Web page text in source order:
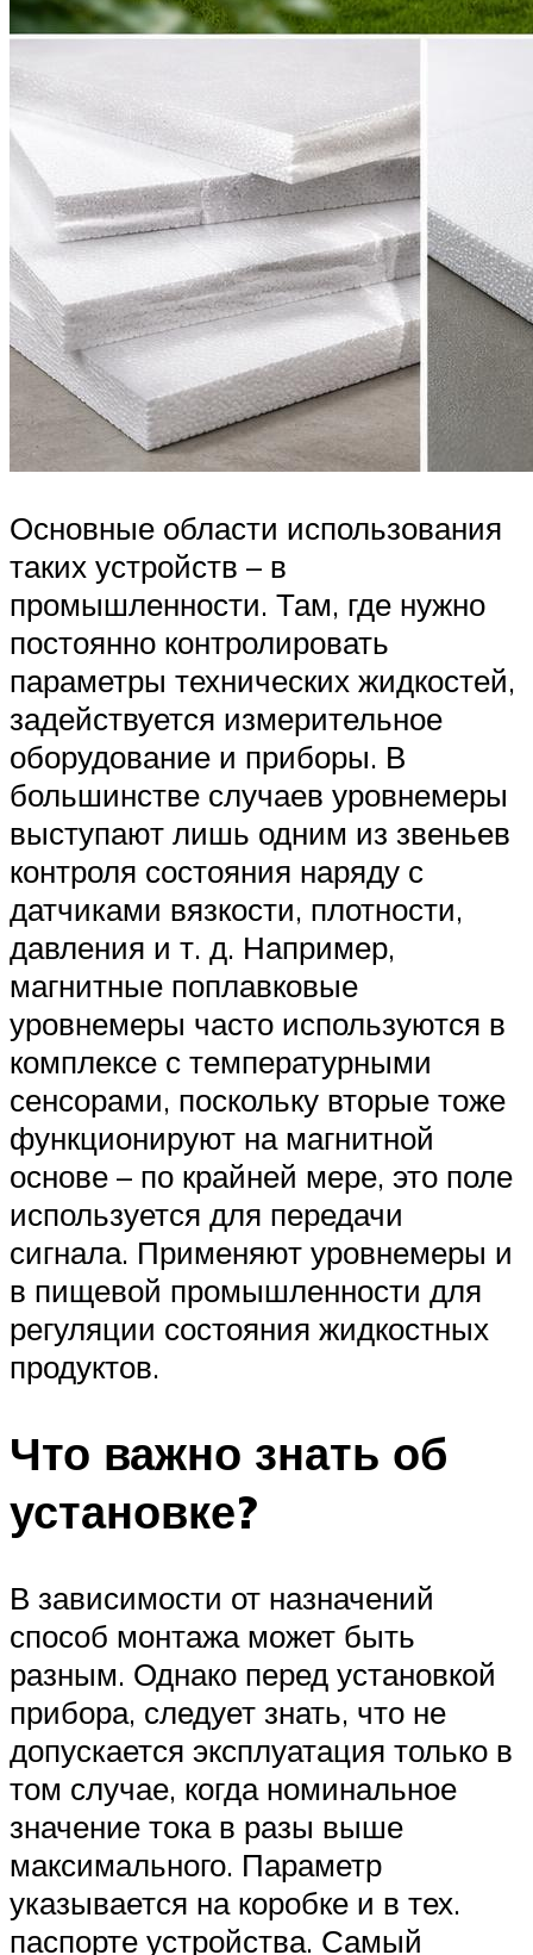
Основные области использования
таких устройств – в
промышленности. Там, где нужно
постоянно контролировать
параметры технических жидкостей,
задействуется измерительное
оборудование и приборы. В
большинстве случаев уровнемеры
выступают лишь одним из звеньев
контроля состояния наряду с
датчиками вязкости, плотности,
давления и т. д. Например,
магнитные поплавковые
уровнемеры часто используются в
комплексе с температурными
сенсорами, поскольку вторые тоже
функционируют на магнитной
основе – по крайней мере, это поле
используется для передачи
сигнала. Применяют уровнемеры и
в пищевой промышленности для
регуляции состояния жидкостных
продуктов.
Что важно знать об
установке?
В зависимости от назначений
способ монтажа может быть
разным. Однако перед установкой
прибора, следует знать, что не
допускается эксплуатация только в
том случае, когда номинальное
значение тока в разы выше
максимального. Параметр
указывается на коробке и в тех.
паспорте устройства. Самый